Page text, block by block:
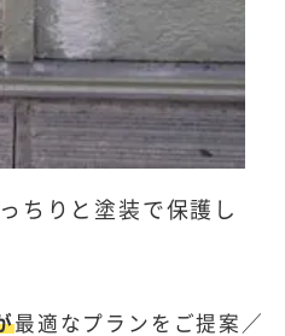
ちりと塗装で保護し
最適なプランをご提案／